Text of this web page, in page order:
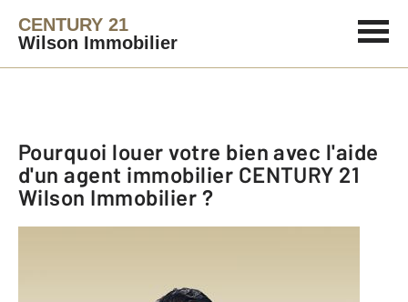
CENTURY 21
Wilson Immobilier
Pourquoi louer votre bien avec l'aide
d'un agent immobilier CENTURY 21
Wilson Immobilier ?